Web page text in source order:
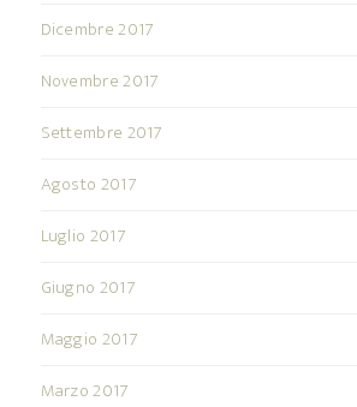
Dicembre 2017
Novembre 2017
Settembre 2017
Agosto 2017
Luglio 2017
Giugno 2017
Maggio 2017
Marzo 2017